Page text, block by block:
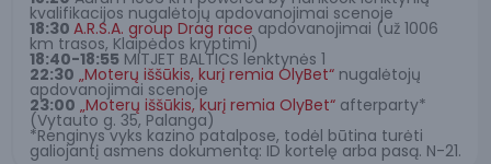
kvalifikacijos nugalėtojų apdovanojimai scenoje
18:30 A.R.S.A. group Drag race apdovanojimai (už 1006
km trasos, Klaipėdos kryptimi)
18:40-18:55 MITJET BALTICS lenktynės 1
22:30 „Moterų iššūkis, kurį remia OlyBet“ nugalėtojų
apdovanojimai scenoje
23:00 „Moterų iššūkis, kurį remia OlyBet“ afterparty*
(Vytauto g. 35, Palanga)
*Renginys vyks kazino patalpose, todėl būtina turėti
galiojantį asmens dokumentą: ID kortelę arba pasą. N-21.